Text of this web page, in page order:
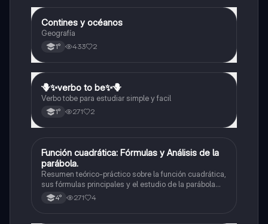
Geografía
Contines y océanos
Geografía
1° 433 2
Inglés
🪻✨️verbo to be✨️🪻
Verbo tobe para estudiar simple y facil
1° 271 2
Matemáticas
Función cuadrática: Fórmulas y Análisis de la
parábola.
Resumen teórico-práctico sobre la función cuadrática,
sus fórmulas principales y el estudio de la parábola
como representación gráfica.Incluye desarrollo de la
forma general, cálculo de raíces, vértice y elementos
4° 271 4